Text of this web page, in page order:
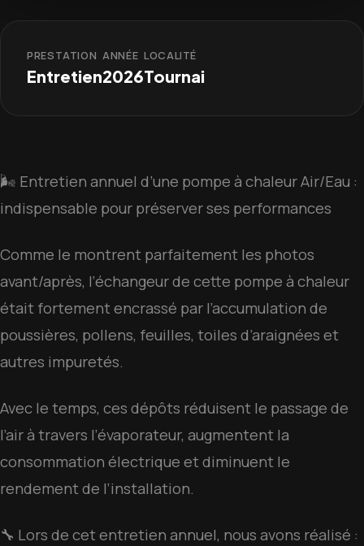
PRESTATION
Entretien
ANNÉE
2026
LOCALITÉ
Tournai
🌬️ Entretien annuel d’une pompe à chaleur Air/Eau :
indispensable pour préserver ses performances
Comme le montrent parfaitement les photos
avant/après, l’échangeur de cette pompe à chaleur
était fortement encrassé par l’accumulation de
poussières, pollens, feuilles, toiles d’araignées et
autres impuretés.
Avec le temps, ces dépôts réduisent le passage de
l’air à travers l’évaporateur, augmentent la
consommation électrique et diminuent le
rendement de l’installation.
🔧 Lors de cet entretien annuel, nous avons réalisé :